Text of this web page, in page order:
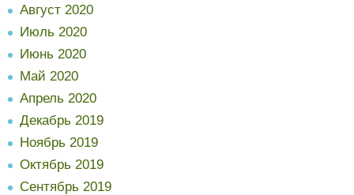
Август 2020
Июль 2020
Июнь 2020
Май 2020
Апрель 2020
Декабрь 2019
Ноябрь 2019
Октябрь 2019
Сентябрь 2019